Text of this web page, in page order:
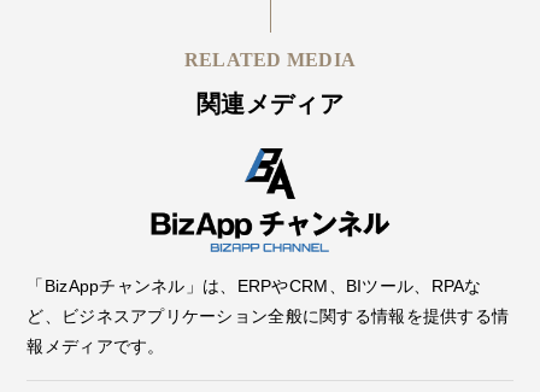
RELATED MEDIA
関連メディア
「BizAppチャンネル」は、ERPやCRM、BIツール、RPAな
ど、ビジネスアプリケーション全般に関する情報を提供する情
報メディアです。